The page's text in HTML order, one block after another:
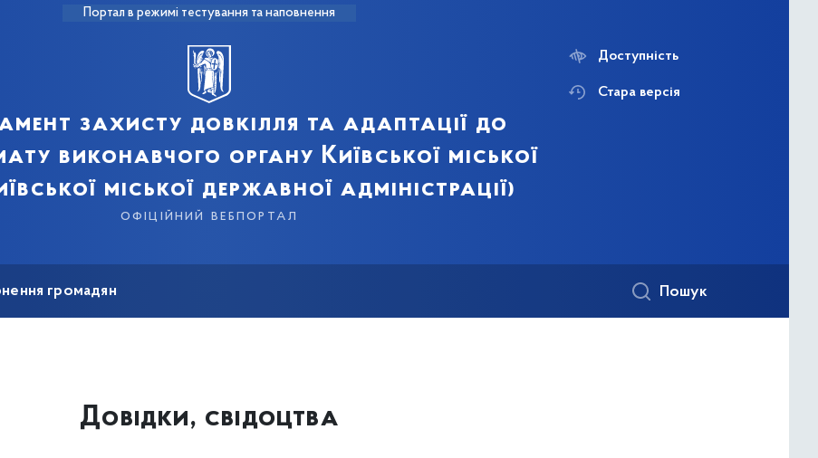
Портал в режимі тестування та наповнення
захисту довкілля та адаптації до
виконавчого органу Київської міської
міської державної адміністрації)
офіційний вебпортал
Доступність
Стара версія
громадян Пошук
Довідки, свідоцтва